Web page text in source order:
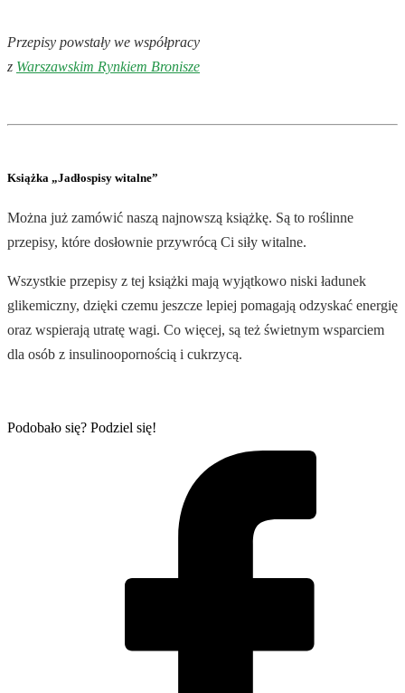
Przepisy powstały we współpracy
z Warszawskim Rynkiem Bronisze
Książka „Jadłospisy witalne”
Można już zamówić naszą najnowszą książkę. Są to roślinne
przepisy, które dosłownie przywrócą Ci siły witalne.
Wszystkie przepisy z tej książki mają wyjątkowo niski ładunek
glikemiczny, dzięki czemu jeszcze lepiej pomagają odzyskać energię
oraz wspierają utratę wagi. Co więcej, są też świetnym wsparciem
dla osób z insulinoopornością i cukrzycą.
Podobało się? Podziel się!